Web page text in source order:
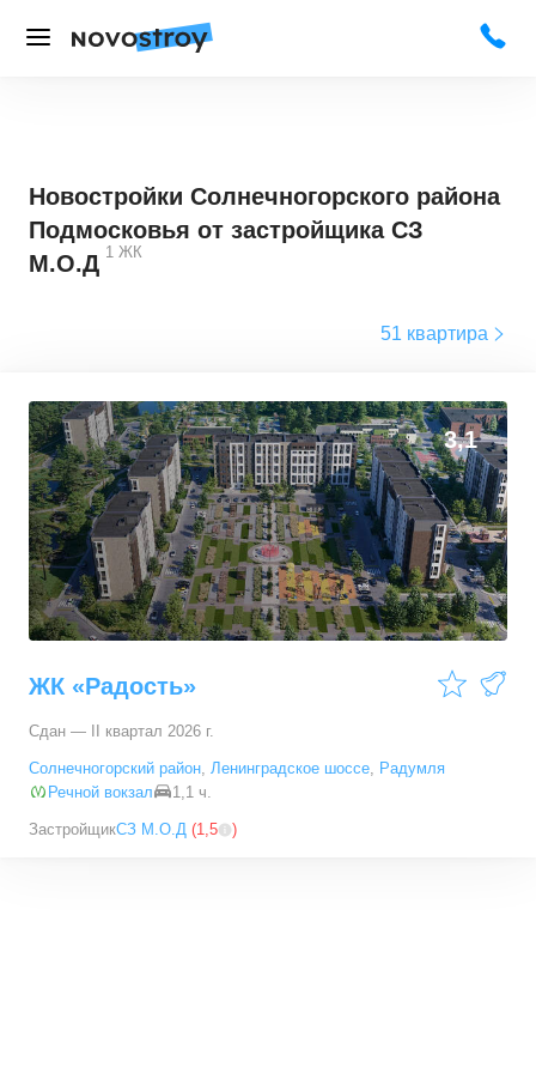
Новостройки Солнечногорского района
Подмосковья от застройщика СЗ
М.О.Д 1 ЖК
51 квартира
3,1
ЖК «Радость»
Сдан — II квартал 2026 г.
Солнечногорский район, Ленинградское шоссе, Радумля
Речной вокзал
1,1 ч.
ЗастройщикСЗ М.О.Д (1,5 )